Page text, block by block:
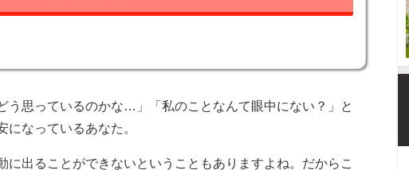
思っているのかな…」「私のことなんて眼中にない？」と
なっているあなた。
出ることができないということもありますよね。だからこ